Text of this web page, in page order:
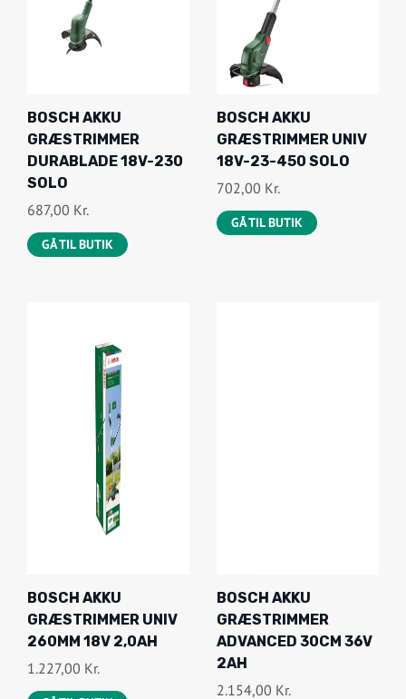
BOSCH AKKU
GRÆSTRIMMER
DURABLADE 18V-230
SOLO
687,00 Kr.
GÅ TIL BUTIK
BOSCH AKKU
GRÆSTRIMMER UNIV
18V-23-450 SOLO
702,00 Kr.
GÅ TIL BUTIK
BOSCH AKKU
GRÆSTRIMMER UNIV
260MM 18V 2,0AH
1.227,00 Kr.
BOSCH AKKU
GRÆSTRIMMER
ADVANCED 30CM 36V
2AH
2.154,00 Kr.